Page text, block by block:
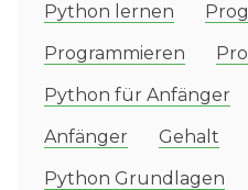
Python lernen
Programmieren
Python für Anfänger
Anfänger
Gehalt
Python Grundlagen